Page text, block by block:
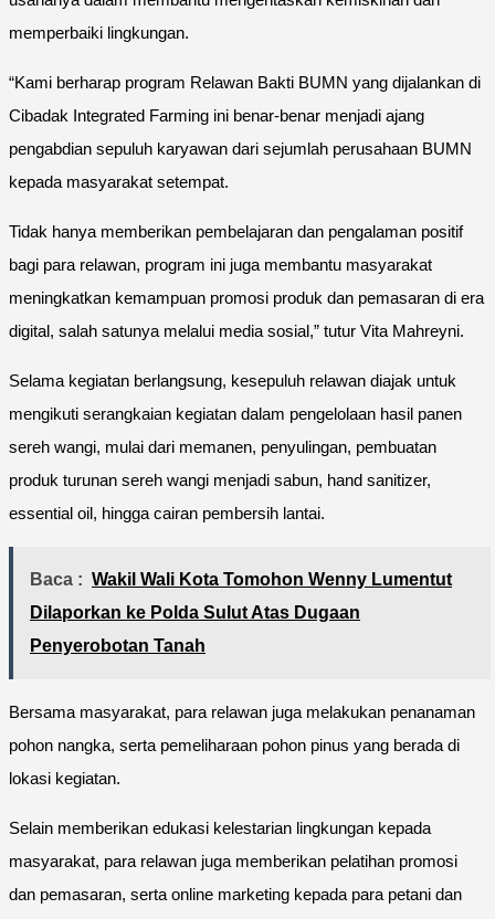
memperbaiki lingkungan.
“Kami berharap program Relawan Bakti BUMN yang dijalankan di
Cibadak Integrated Farming ini benar-benar menjadi ajang
pengabdian sepuluh karyawan dari sejumlah perusahaan BUMN
kepada masyarakat setempat.
Tidak hanya memberikan pembelajaran dan pengalaman positif
bagi para relawan, program ini juga membantu masyarakat
meningkatkan kemampuan promosi produk dan pemasaran di era
digital, salah satunya melalui media sosial,” tutur Vita Mahreyni.
Selama kegiatan berlangsung, kesepuluh relawan diajak untuk
mengikuti serangkaian kegiatan dalam pengelolaan hasil panen
sereh wangi, mulai dari memanen, penyulingan, pembuatan
produk turunan sereh wangi menjadi sabun, hand sanitizer,
essential oil, hingga cairan pembersih lantai.
Baca : Wakil Wali Kota Tomohon Wenny Lumentut
Dilaporkan ke Polda Sulut Atas Dugaan
Penyerobotan Tanah
Bersama masyarakat, para relawan juga melakukan penanaman
pohon nangka, serta pemeliharaan pohon pinus yang berada di
lokasi kegiatan.
Selain memberikan edukasi kelestarian lingkungan kepada
masyarakat, para relawan juga memberikan pelatihan promosi
dan pemasaran, serta online marketing kepada para petani dan